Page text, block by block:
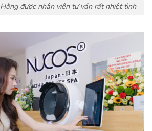
được nhân viên tư vấn rất nhiệt tình